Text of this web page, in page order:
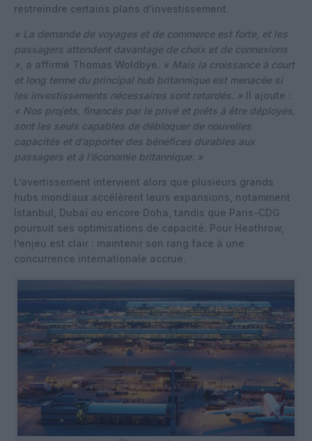
restreindre certains plans d’investissement.
« La demande de voyages et de commerce est forte, et les
passagers attendent davantage de choix et de connexions
», a affirmé Thomas Woldbye. « Mais la croissance à court
et long terme du principal hub britannique est menacée si
les investissements nécessaires sont retardés. » Il ajoute :
« Nos projets, financés par le privé et prêts à être déployés,
sont les seuls capables de débloquer de nouvelles
capacités et d’apporter des bénéfices durables aux
passagers et à l’économie britannique. »
L’avertissement intervient alors que plusieurs grands
hubs mondiaux accélèrent leurs expansions, notamment
Istanbul, Dubaï ou encore Doha, tandis que Paris-CDG
poursuit ses optimisations de capacité. Pour Heathrow,
l’enjeu est clair : maintenir son rang face à une
concurrence internationale accrue.